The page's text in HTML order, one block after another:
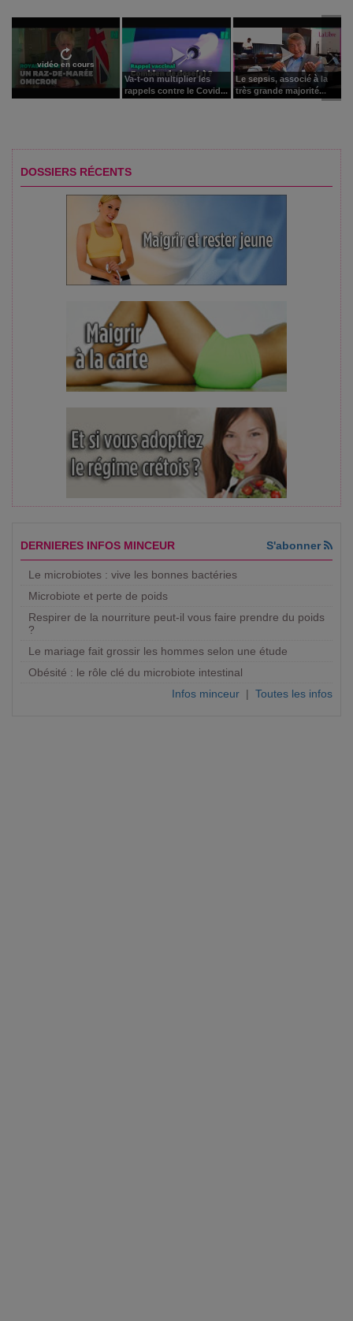
vidéo en cours
Va-t-on multiplier les
rappels contre le Covid...
Le sepsis, associé à la
très grande majorité...
DOSSIERS RÉCENTS
DERNIERES INFOS MINCEUR S'abonner
Le microbiotes : vive les bonnes bactéries
Microbiote et perte de poids
Respirer de la nourriture peut-il vous faire prendre du poids
?
Le mariage fait grossir les hommes selon une étude
Obésité : le rôle clé du microbiote intestinal
Infos minceur | Toutes les infos